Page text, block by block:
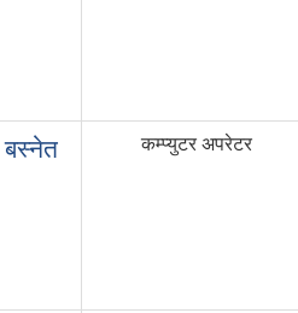
बस्नेत कम्प्युटर अपरेटर